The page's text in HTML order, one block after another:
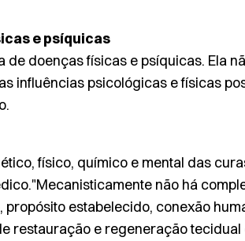
e psíquicas
doenças físicas e psíquicas. Ela
influências psicológicas e físicas
físico, químico e mental das
não há
estabelecido, conexão
restauração e regeneração tecidual